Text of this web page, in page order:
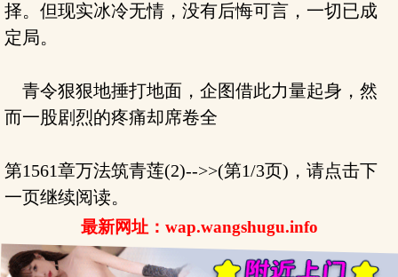
择。但现实冰冷无情，没有后悔可言，一切已成
定局。
青令狠狠地捶打地面，企图借此力量起身，然
而一股剧烈的疼痛却席卷全
第1561章万法筑青莲(2)-->>(第1/3页)，请点击下
一页继续阅读。
最新网址：wap.wangshugu.info